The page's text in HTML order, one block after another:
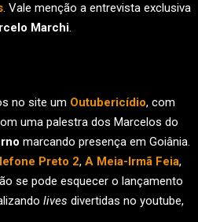
. Vale menção a entrevista exclusiva
Marchi.
no site um Outubericídio, com
uma palestra dos Marcelos do
marcando presença em Goiânia.
Preto 2, A Meia-Irmã Feia,
se pode esquecer o lançamento
lives divertidas no youtube,